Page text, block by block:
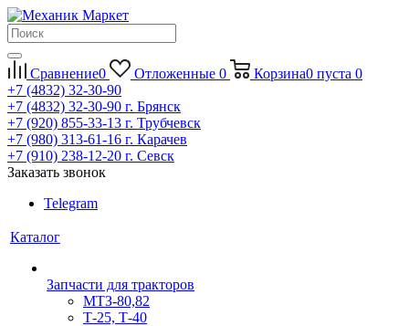
Сравнение0 Отложенные 0 Корзина0 пуста 0
+7 (4832) 32-30-90
+7 (4832) 32-30-90 г. Брянск
+7 (920) 855-33-13 г. Трубчевск
+7 (980) 313-61-16 г. Карачев
+7 (910) 238-12-20 г. Севск
Заказать звонок
Telegram
Каталог
Запчасти для тракторов
МТЗ-80,82
Т-25, Т-40